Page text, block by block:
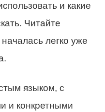
и какие
Читайте
легко уже
языком, с
и конкретными